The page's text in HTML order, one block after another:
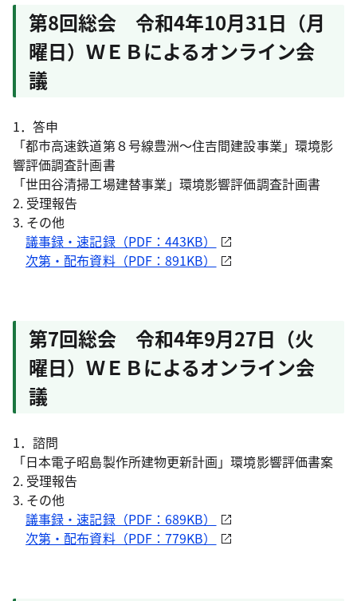
第8回総会 令和4年10月31日（月
曜日）ＷＥＢによるオンライン会
議
1．答申
「都市高速鉄道第８号線豊洲～住吉間建設事業」環境影
響評価調査計画書
「世田谷清掃工場建替事業」環境影響評価調査計画書
2. 受理報告
3. その他
議事録・速記録（PDF：443KB）
次第・配布資料（PDF：891KB）
第7回総会 令和4年9月27日（火
曜日）ＷＥＢによるオンライン会
議
1．諮問
「日本電子昭島製作所建物更新計画」環境影響評価書案
2. 受理報告
3. その他
議事録・速記録（PDF：689KB）
次第・配布資料（PDF：779KB）